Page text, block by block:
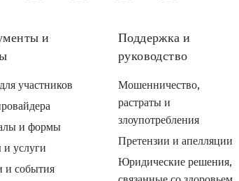
и
участников
и формы
и услуги
и события
Поддержка и
руководство
Мошенничество,
растраты и
злоупотребления
Претензии и апелляции
Юридические решения,